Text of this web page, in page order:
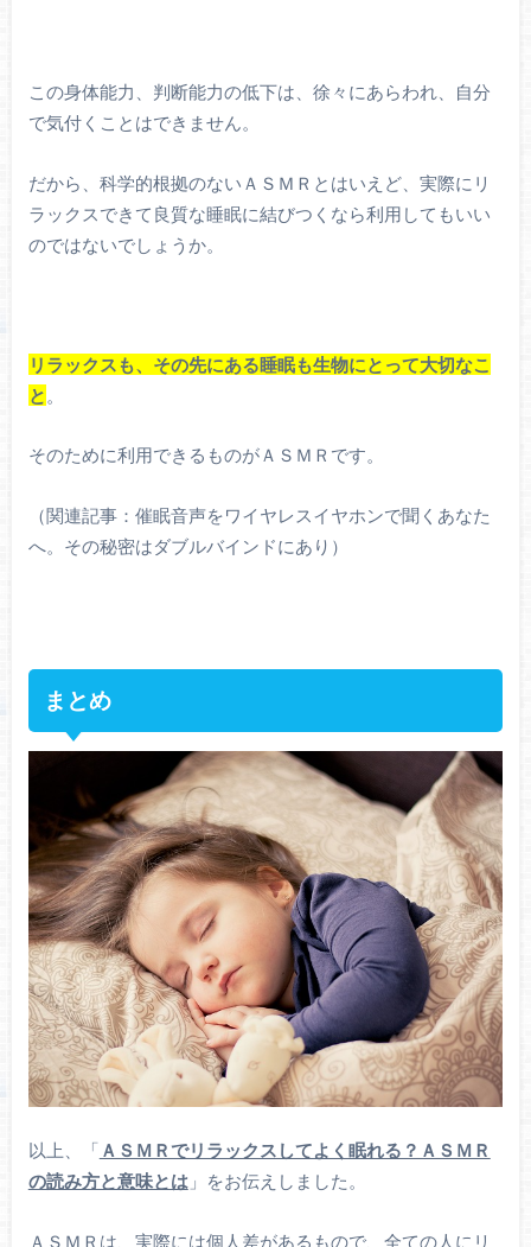
この身体能力、判断能力の低下は、徐々にあらわれ、自分
で気付くことはできません。
だから、科学的根拠のないＡＳＭＲとはいえど、実際にリ
ラックスできて良質な睡眠に結びつくなら利用してもいい
のではないでしょうか。
リラックスも、その先にある睡眠も生物にとって大切なこ
と 。
そのために利用できるものがＡＳＭＲです。
（関連記事：催眠音声をワイヤレスイヤホンで聞くあなた
へ。その秘密はダブルバインドにあり）
まとめ
以上、「 ＡＳＭＲでリラックスしてよく眠れる？ＡＳＭＲ
の読み方と意味とは 」をお伝えしました。
ＡＳＭＲは、実際には個人差があるもので、全ての人にリ